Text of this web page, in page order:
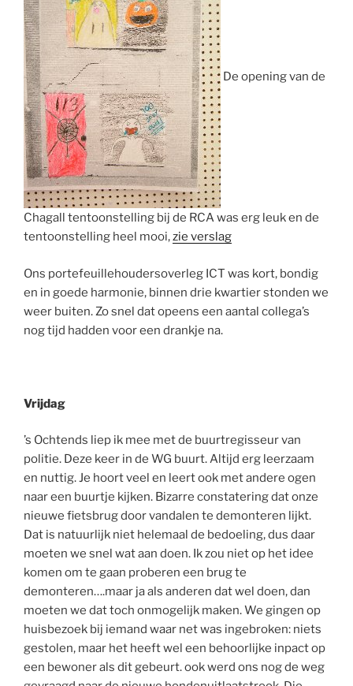
De opening van de
Chagall tentoonstelling bij de RCA was erg leuk en de
tentoonstelling heel mooi,zie verslag
Ons portefeuillehoudersoverleg ICT was kort, bondig
en in goede harmonie, binnen drie kwartier stonden we
weer buiten. Zo snel dat opeens een aantal collega’s
nog tijd hadden voor een drankje na.
Vrijdag
’s Ochtends liep ik mee met de buurtregisseur van
politie. Deze keer in de WG buurt. Altijd erg leerzaam
en nuttig. Je hoort veel en leert ook met andere ogen
naar een buurtje kijken. Bizarre constatering dat onze
nieuwe fietsbrug door vandalen te demonteren lijkt.
Dat is natuurlijk niet helemaal de bedoeling, dus daar
moeten we snel wat aan doen. Ik zou niet op het idee
komen om te gaan proberen een brug te
demonteren….maar ja als anderen dat wel doen, dan
moeten we dat toch onmogelijk maken. We gingen op
huisbezoek bij iemand waar net was ingebroken: niets
gestolen, maar het heeft wel een behoorlijke inpact op
een bewoner als dit gebeurt. ook werd ons nog de weg